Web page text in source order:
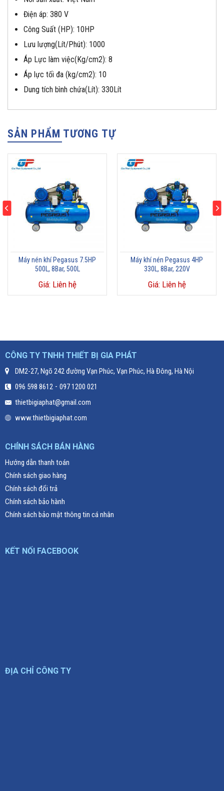
Điện áp: 380 V
Công Suất (HP): 10HP
Lưu lượng(Lít/Phút): 1000
Áp Lực làm việc(Kg/cm2): 8
Áp lực tối đa (kg/cm2): 10
Dung tích bình chứa(Lít): 330Lít
SẢN PHẨM TƯƠNG TỰ
Máy nén khí Pegasus 7.5HP
500L, 8Bar, 500L
Giá: Liên hệ
Máy khí nén Pegasus 4HP
330L, 8Bar, 220V
Giá: Liên hệ
CÔNG TY TNHH THIẾT BỊ GIA PHÁT
DM2-27, Ngõ 242 đường Vạn Phúc, Vạn Phúc, Hà Đông, Hà Nội
096 598 8612- 097 1200 021
thietbigiaphat@gmail.com
www.thietbigiaphat.com
CHÍNH SÁCH BÁN HÀNG
Hướng dẫn thanh toán
Chính sách giao hàng
Chính sách đổi trả
Chính sách bảo hành
Chính sách bảo mật thông tin cá nhân
KẾT NỐI FACEBOOK
ĐỊA CHỈ CÔNG TY